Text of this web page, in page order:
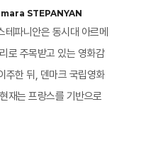
STEPANYAN
파니안은 동시대 아르메
로 주목받고 있는 영화감
주한 뒤, 덴마크 국립영화
재는 프랑스를 기반으로